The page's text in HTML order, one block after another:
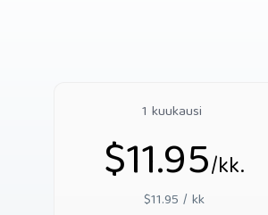
1 kuukausi
$11.95/kk.
$11.95 / kk